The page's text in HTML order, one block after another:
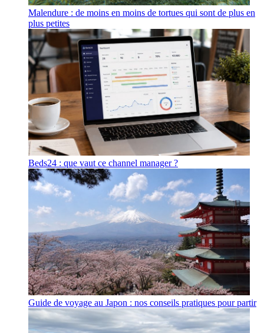
Malendure : de moins en moins de tortues qui sont de plus en
plus petites
Beds24 : que vaut ce channel manager ?
Guide de voyage au Japon : nos conseils pratiques pour partir